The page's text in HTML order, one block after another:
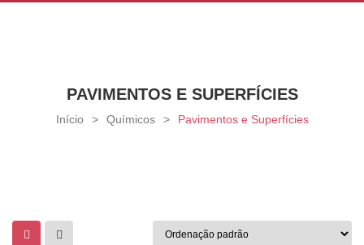
PAVIMENTOS E SUPERFÍCIES
Início > Químicos > Pavimentos e Superfícies